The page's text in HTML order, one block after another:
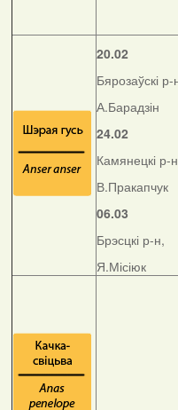
20.02
Бярозаўскі р-
А.Барадзін
24.02
Камянецкі р-
В.Пракапчук
06.03
Брэсцкі р-н,
Я.Місіюк